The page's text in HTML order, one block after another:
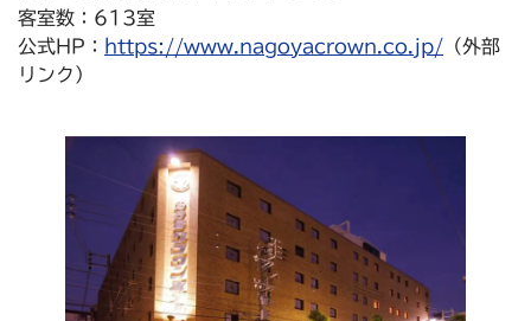
客室数：613室
公式HP：
https://www.nagoyacrown.co.jp/ （外部
リンク）